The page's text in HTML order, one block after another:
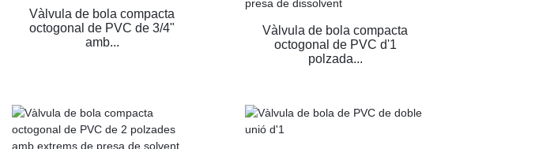
Vàlvula de bola compacta
octogonal de PVC de 3/4"
amb...
Vàlvula de bola compacta
octogonal de PVC d'1
polzada...